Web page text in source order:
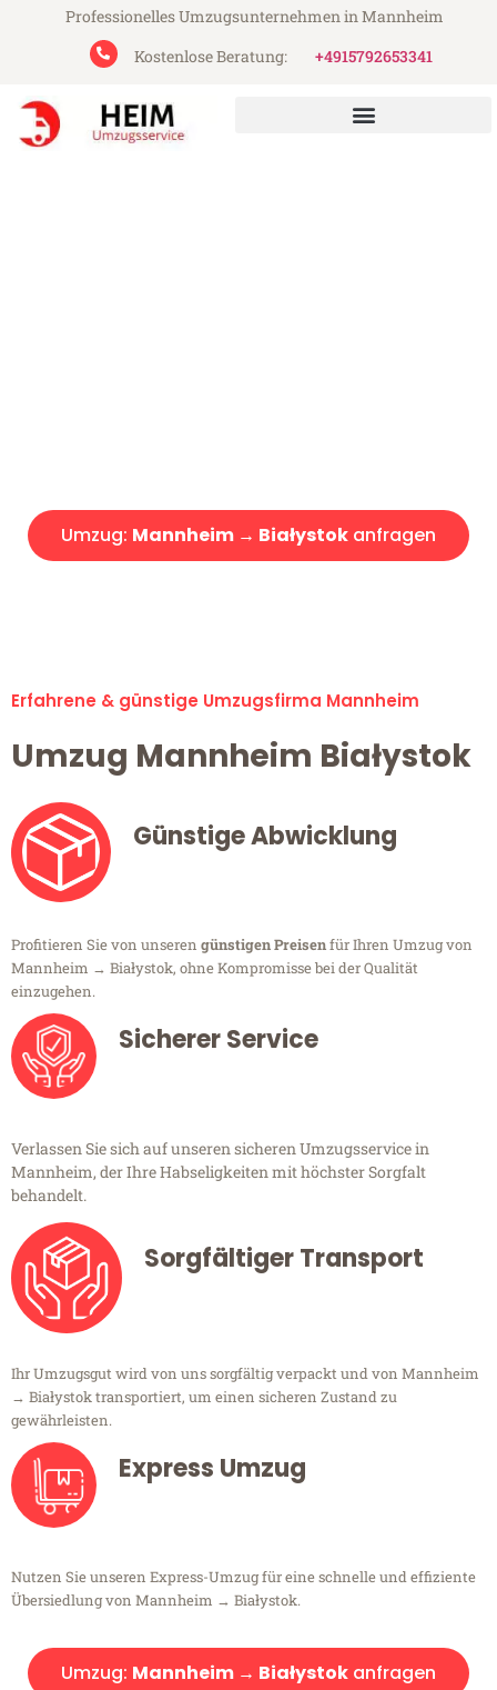
Professionelles Umzugsunternehmen in Mannheim
Kostenlose Beratung:
+4915792653341
Umzug: Mannheim → Białystok anfragen
Erfahrene & günstige Umzugsfirma Mannheim
Umzug Mannheim Białystok
Günstige Abwicklung
Profitieren Sie von unseren günstigen Preisenfür Ihren Umzug von
Mannheim → Białystok, ohne Kompromisse bei der Qualität
einzugehen.
Sicherer Service
Verlassen Sie sich auf unseren sicheren Umzugsservice in
Mannheim, der Ihre Habseligkeiten mit höchster Sorgfalt
behandelt.
Sorgfältiger Transport
Ihr Umzugsgut wird von uns sorgfältig verpackt und von Mannheim
→ Białystok transportiert, um einen sicheren Zustand zu
gewährleisten.
Express Umzug
Nutzen Sie unseren Express-Umzug für eine schnelle und effiziente
Übersiedlung von Mannheim → Białystok.
Umzug: Mannheim → Białystok anfragen